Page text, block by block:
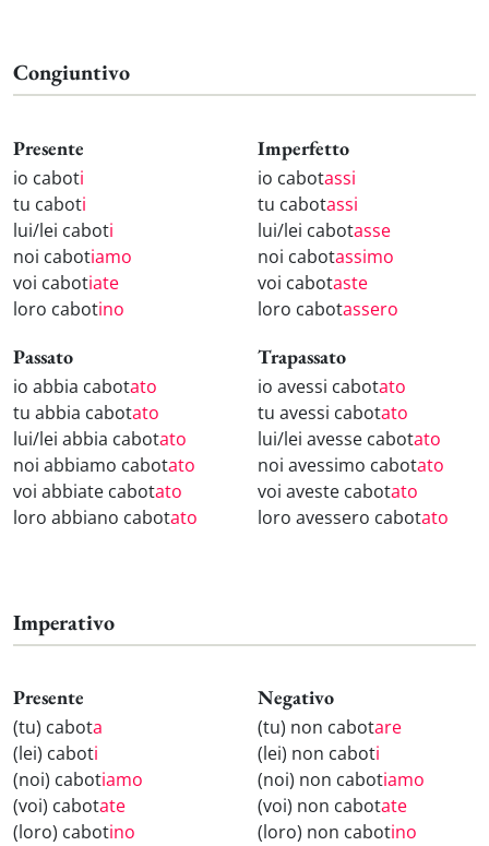
Congiuntivo
Presente
io caboti
tu caboti
lui/lei caboti
noi cabotiamo
voi cabotiate
loro cabotino
Imperfetto
io cabotassi
tu cabotassi
lui/lei cabotasse
noi cabotassimo
voi cabotaste
loro cabotassero
Passato
io abbia cabotato
tu abbia cabotato
lui/lei abbia cabotato
noi abbiamo cabotato
voi abbiate cabotato
loro abbiano cabotato
Trapassato
io avessi cabotato
tu avessi cabotato
lui/lei avesse cabotato
noi avessimo cabotato
voi aveste cabotato
loro avessero cabotato
Imperativo
Presente
(tu) cabota
(lei) caboti
(noi) cabotiamo
(voi) cabotate
(loro) cabotino
Negativo
(tu) non cabotare
(lei) non caboti
(noi) non cabotiamo
(voi) non cabotate
(loro) non cabotino